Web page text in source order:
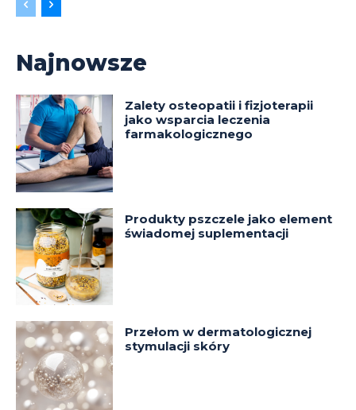
Najnowsze
Zalety osteopatii i fizjoterapii
jako wsparcia leczenia
farmakologicznego
Produkty pszczele jako element
świadomej suplementacji
Przełom w dermatologicznej
stymulacji skóry